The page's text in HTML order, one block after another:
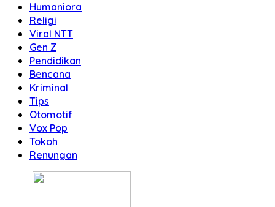
Humaniora
Religi
Viral NTT
Gen Z
Pendidikan
Bencana
Kriminal
Tips
Otomotif
Vox Pop
Tokoh
Renungan